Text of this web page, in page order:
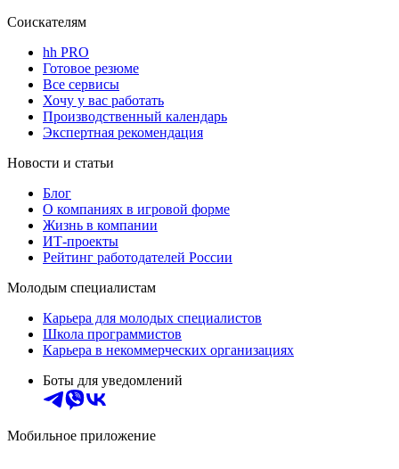
Соискателям
hh PRO
Готовое резюме
Все сервисы
Хочу у вас работать
Производственный календарь
Экспертная рекомендация
Новости и статьи
Блог
О компаниях в игровой форме
Жизнь в компании
ИТ-проекты
Рейтинг работодателей России
Молодым специалистам
Карьера для молодых специалистов
Школа программистов
Карьера в некоммерческих организациях
Боты для уведомлений
Мобильное приложение